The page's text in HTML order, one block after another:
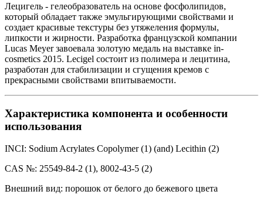
Лецигель - гелеобразователь на основе фосфолипидов,
который обладает также эмульгирующими свойствами и
создает красивые текстуры без утяжеления формулы,
липкости и жирности. Разработка французской компании
Lucas Meyer завоевала золотую медаль на выставке in-
cosmetics 2015. Lecigel состоит из полимера и лецитина,
разработан для стабилизации и сгущения кремов с
прекрасными свойствами впитываемости.
Характеристика компонента и особенности
использования
INCI: Sodium Acrylates Copolymer (1) (and) Lecithin (2)
CAS №: 25549-84-2 (1), 8002-43-5 (2)
Внешний вид: порошок от белого до бежевого цвета